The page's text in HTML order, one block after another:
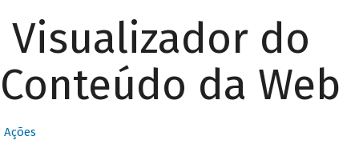
Visualizador do
Conteúdo da Web
Ações